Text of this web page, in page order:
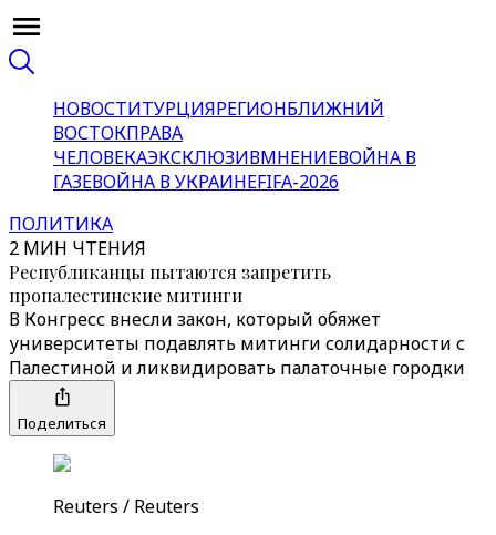
НОВОСТИТУРЦИЯРЕГИОНБЛИЖНИЙ
ВОСТОКПРАВА
ЧЕЛОВЕКАЭКСКЛЮЗИВМНЕНИЕВОЙНА В
ГАЗЕВОЙНА В УКРАИНЕFIFA-2026
ПОЛИТИКА
2 МИН ЧТЕНИЯ
Республиканцы пытаются запретить
пропалестинские митинги
В Конгресс внесли закон, который обяжет
университеты подавлять митинги солидарности с
Палестиной и ликвидировать палаточные городки
Поделиться
Reuters / Reuters